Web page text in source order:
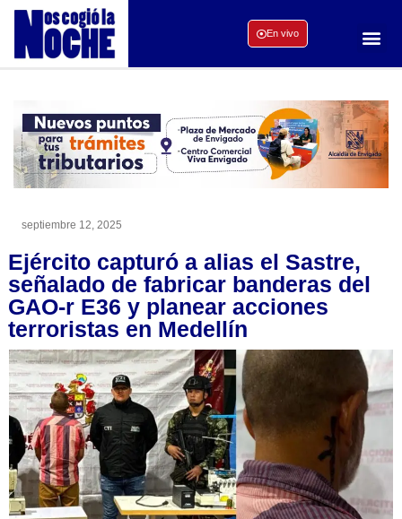
En vivo
septiembre 12, 2025
Ejército capturó a alias el Sastre,
señalado de fabricar banderas del
GAO-r E36 y planear acciones
terroristas en Medellín